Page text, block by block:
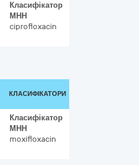
Класифікатор
МНН
ciprofloxacin
КЛАСИФІКАТОРИ
Класифікатор
МНН
moxifloxacin